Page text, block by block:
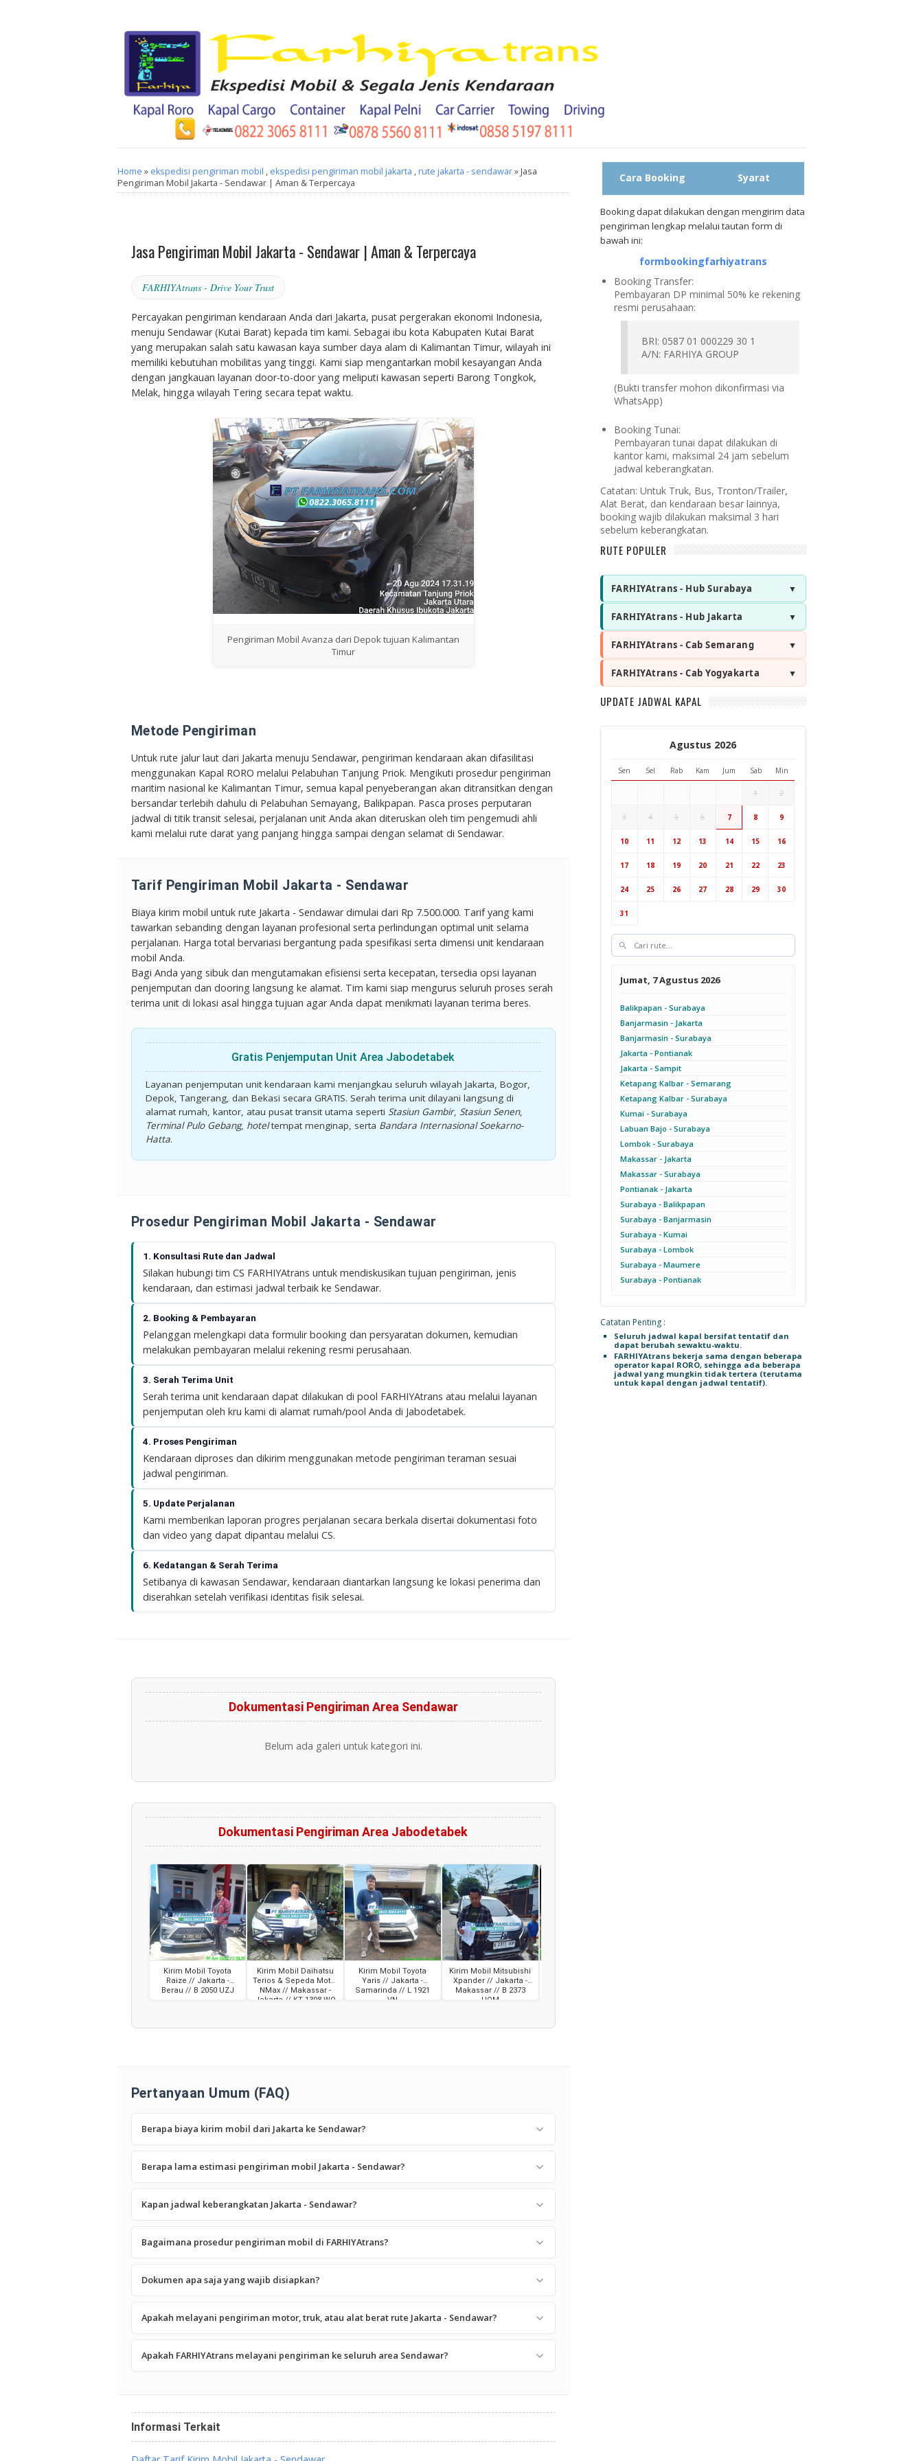
Home » ekspedisi pengiriman mobil , ekspedisi pengiriman mobil jakarta ,rute jakarta - sendawar» Jasa
Pengiriman Mobil Jakarta - Sendawar | Aman & Terpercaya
Jasa Pengiriman Mobil Jakarta - Sendawar | Aman & Terpercaya
FARHIYAtrans - Drive Your Trust
Percayakan pengiriman kendaraan Anda dari Jakarta, pusat pergerakan ekonomi Indonesia,
menuju Sendawar (Kutai Barat) kepada tim kami. Sebagai ibu kota Kabupaten Kutai Barat
yang merupakan salah satu kawasan kaya sumber daya alam di Kalimantan Timur, wilayah ini
memiliki kebutuhan mobilitas yang tinggi. Kami siap mengantarkan mobil kesayangan Anda
dengan jangkauan layanan door-to-door yang meliputi kawasan seperti Barong Tongkok,
Melak, hingga wilayah Tering secara tepat waktu.
Pengiriman Mobil Avanza dari Depok tujuan Kalimantan
Timur
Metode Pengiriman
Untuk rute jalur laut dari Jakarta menuju Sendawar, pengiriman kendaraan akan difasilitasi
menggunakan Kapal RORO melalui Pelabuhan Tanjung Priok. Mengikuti prosedur pengiriman
maritim nasional ke Kalimantan Timur, semua kapal penyeberangan akan ditransitkan dengan
bersandar terlebih dahulu di Pelabuhan Semayang, Balikpapan. Pasca proses perputaran
jadwal di titik transit selesai, perjalanan unit Anda akan diteruskan oleh tim pengemudi ahli
kami melalui rute darat yang panjang hingga sampai dengan selamat di Sendawar.
Tarif Pengiriman Mobil Jakarta - Sendawar
Biaya kirim mobil untuk rute Jakarta - Sendawar dimulai dari Rp 7.500.000. Tarif yang kami
tawarkan sebanding dengan layanan profesional serta perlindungan optimal unit selama
perjalanan. Harga total bervariasi bergantung pada spesifikasi serta dimensi unit kendaraan
mobil Anda.
Bagi Anda yang sibuk dan mengutamakan efisiensi serta kecepatan, tersedia opsi layanan
penjemputan dan dooring langsung ke alamat. Tim kami siap mengurus seluruh proses serah
terima unit di lokasi asal hingga tujuan agar Anda dapat menikmati layanan terima beres.
Gratis Penjemputan Unit Area Jabodetabek
Layanan penjemputan unit kendaraan kami menjangkau seluruh wilayah Jakarta, Bogor,
Depok, Tangerang, dan Bekasi secara GRATIS. Serah terima unit dilayani langsung di
alamat rumah, kantor, atau pusat transit utama seperti Stasiun Gambir, Stasiun Senen,
Terminal Pulo Gebang, hoteltempat menginap, serta Bandara Internasional Soekarno-
Hatta.
Prosedur Pengiriman Mobil Jakarta - Sendawar
1. Konsultasi Rute dan Jadwal
Silakan hubungi tim CS FARHIYAtrans untuk mendiskusikan tujuan pengiriman, jenis
kendaraan, dan estimasi jadwal terbaik ke Sendawar.
2. Booking & Pembayaran
Pelanggan melengkapi data formulir booking dan persyaratan dokumen, kemudian
melakukan pembayaran melalui rekening resmi perusahaan.
3. Serah Terima Unit
Serah terima unit kendaraan dapat dilakukan di pool FARHIYAtrans atau melalui layanan
penjemputan oleh kru kami di alamat rumah/pool Anda di Jabodetabek.
4. Proses Pengiriman
Kendaraan diproses dan dikirim menggunakan metode pengiriman teraman sesuai
jadwal pengiriman.
5. Update Perjalanan
Kami memberikan laporan progres perjalanan secara berkala disertai dokumentasi foto
dan video yang dapat dipantau melalui CS.
6. Kedatangan & Serah Terima
Setibanya di kawasan Sendawar, kendaraan diantarkan langsung ke lokasi penerima dan
diserahkan setelah verifikasi identitas fisik selesai.
Dokumentasi Pengiriman Area Sendawar
Belum ada galeri untuk kategori ini.
Dokumentasi Pengiriman Area Jabodetabek
Kirim Mobil Toyota
Raize // Jakarta -
Berau // B 2050 UZJ
Kirim Mobil Daihatsu
Terios & Sepeda Motor
NMax // Makassar -
Jakarta // KT 1398 WQ
Kirim Mobil Toyota
Yaris // Jakarta -
Samarinda // L 1921
VN
Kirim Mobil Mitsubishi
Xpander // Jakarta -
Makassar // B 2373
UOM
Pertanyaan Umum (FAQ)
Berapa biaya kirim mobil dari Jakarta ke Sendawar?
Berapa lama estimasi pengiriman mobil Jakarta - Sendawar?
Kapan jadwal keberangkatan Jakarta - Sendawar?
Bagaimana prosedur pengiriman mobil di FARHIYAtrans?
Dokumen apa saja yang wajib disiapkan?
Apakah melayani pengiriman motor, truk, atau alat berat rute Jakarta - Sendawar?
Apakah FARHIYAtrans melayani pengiriman ke seluruh area Sendawar?
Informasi Terkait
Cara Booking Syarat
Booking dapat dilakukan dengan mengirim data
pengiriman lengkap melalui tautan form di
bawah ini:
formbookingfarhiyatrans
Booking Transfer:
Pembayaran DP minimal 50% ke rekening
resmi perusahaan:
BRI: 0587 01 000229 30 1
A/N: FARHIYA GROUP
(Bukti transfer mohon dikonfirmasi via
WhatsApp)
Booking Tunai:
Pembayaran tunai dapat dilakukan di
kantor kami, maksimal 24 jam sebelum
jadwal keberangkatan.
Catatan: Untuk Truk, Bus, Tronton/Trailer,
Alat Berat, dan kendaraan besar lainnya,
booking wajib dilakukan maksimal 3 hari
sebelum keberangkatan.
RUTE POPULER
FARHIYAtrans - Hub Surabaya
Hub Surabaya
FARHIYAtrans - Hub Jakarta
Hub Jakarta
FARHIYAtrans - Cab Semarang
Cab Semarang
FARHIYAtrans - Cab Yogyakarta
UPDATE JADWAL KAPAL
Agustus 2026
Sen Sel Rab Kam Jum Sab Min
1 2
3 4 5 6 7 8 9
10 11 12 13 14 15 16
17 18 19 20 21 22 23
24 25 26 27 28 29 30
31
Jumat, 7 Agustus 2026
Balikpapan - Surabaya
Banjarmasin - Jakarta
Banjarmasin - Surabaya
Jakarta - Pontianak
Jakarta - Sampit
Ketapang Kalbar - Semarang
Ketapang Kalbar - Surabaya
Kumai - Surabaya
Labuan Bajo - Surabaya
Lombok - Surabaya
Makassar - Jakarta
Makassar - Surabaya
Pontianak - Jakarta
Surabaya - Balikpapan
Surabaya - Banjarmasin
Surabaya - Kumai
Surabaya - Lombok
Surabaya - Maumere
Surabaya - Pontianak
Catatan Penting :
Seluruh jadwal kapal bersifat tentatif dan
dapat berubah sewaktu-waktu.
FARHIYAtrans bekerja sama dengan beberapa
operator kapal RORO, sehingga ada beberapa
jadwal yang mungkin tidak tertera (terutama
untuk kapal dengan jadwal tentatif).